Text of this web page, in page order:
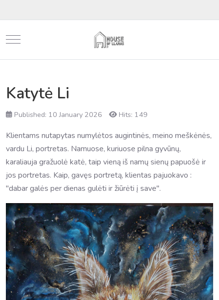
Mobile Menu Toggle
Katytė Li
Published: 10 January 2026 Hits: 149
Klientams nutapytas numylėtos augintinės, meino meškėnės,
vardu Li, portretas. Namuose, kuriuose pilna gyvūnų,
karaliauja gražuolė katė, taip vieną iš namų sienų papuošė ir
jos portretas. Kaip, gavęs portretą, klientas pajuokavo :
"dabar galės per dienas gulėti ir žiūrėti į save".